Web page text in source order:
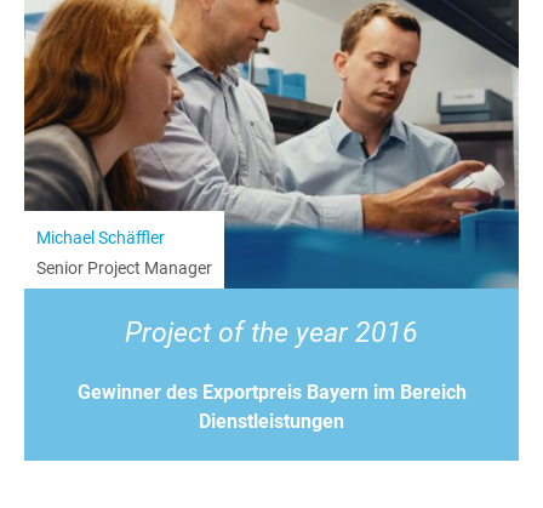
Michael Schäffler
Senior Project Manager
Project of the year 2016
Gewinner des Exportpreis Bayern im Bereich
Dienstleistungen